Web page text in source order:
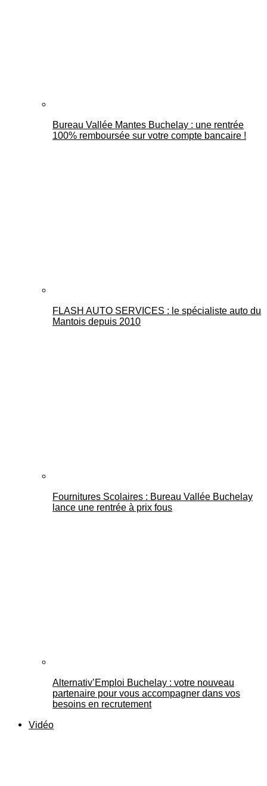
Bureau Vallée Mantes Buchelay : une rentrée
100% remboursée sur votre compte bancaire !
FLASH AUTO SERVICES : le spécialiste auto du
Mantois depuis 2010
Fournitures Scolaires : Bureau Vallée Buchelay
lance une rentrée à prix fous
Alternativ’Emploi Buchelay : votre nouveau
partenaire pour vous accompagner dans vos
besoins en recrutement
Vidéo